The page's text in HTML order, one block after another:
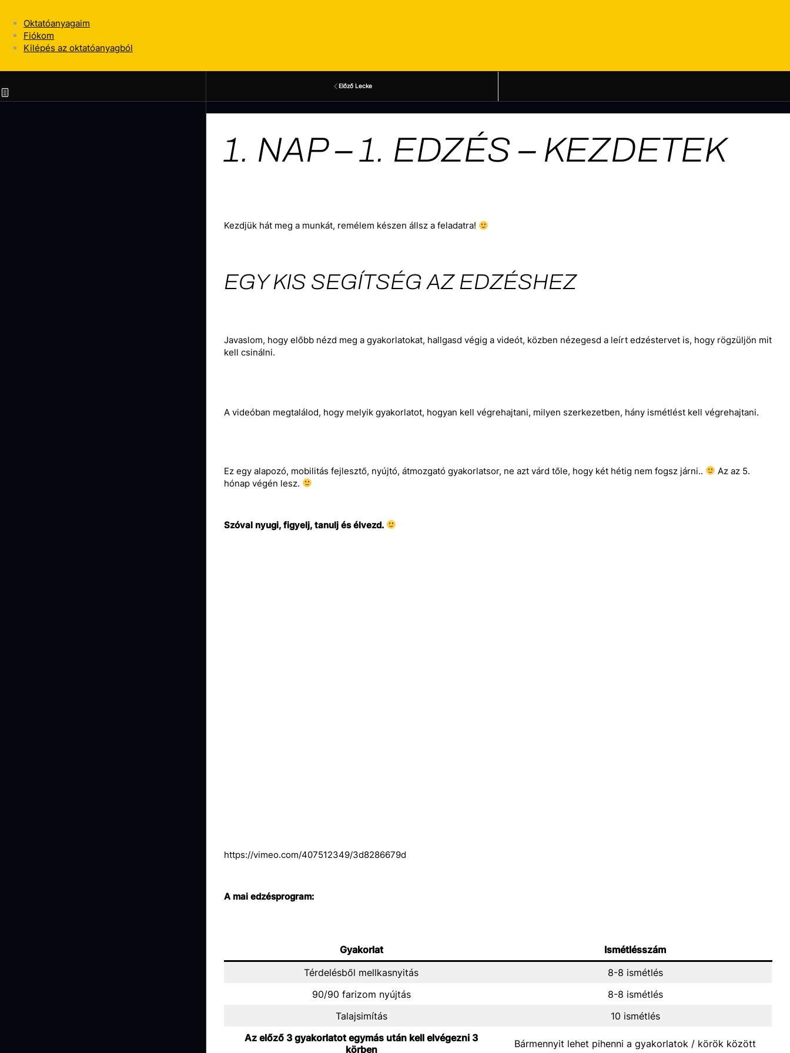
Oktatóanyagaim
Fiókom
Kilépés az oktatóanyagból
Előző Lecke
1. NAP – 1. EDZÉS – KEZDETEK
Kezdjük hát meg a munkát, remélem készen állsz a feladatra!
EGY KIS SEGÍTSÉG AZ EDZÉSHEZ
Javaslom, hogy előbb nézd meg a gyakorlatokat, hallgasd végig a videót, közben nézegesd a leírt edzéstervet is, hogy rögzüljön mit
kell csinálni.
A videóban megtalálod, hogy melyik gyakorlatot, hogyan kell végrehajtani, milyen szerkezetben, hány ismétlést kell végrehajtani.
Ez egy alapozó, mobilitás fejlesztő, nyújtó, átmozgató gyakorlatsor, ne azt várd tőle, hogy két hétig nem fogsz járni..
Az az 5.
hónap végén lesz.
Szóval nyugi, figyelj, tanulj és élvezd.
https://vimeo.com/407512349/3d8286679d
A mai edzésprogram:
Gyakorlat
Ismétlésszám
Térdelésből mellkasnyitás
8-8 ismétlés
90/90 farizom nyújtás
8-8 ismétlés
Talajsimítás
10 ismétlés
Az előző 3 gyakorlatot egymás után kell elvégezni 3
körben
Bármennyit lehet pihenni a gyakorlatok / körök között